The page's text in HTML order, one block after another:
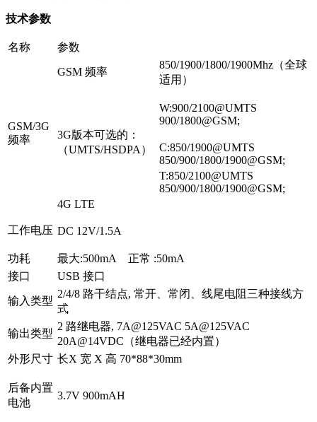
技术参数
名称 参数
GSM/3G
频率
GSM 频率
850/1900/1800/1900Mhz（全球
适用）
3G版本可选的：
（UMTS/HSDPA）
W:900/2100@UMTS
900/1800@GSM;
C:850/1900@UMTS
850/900/1800/1900@GSM;
T:850/2100@UMTS
850/900/1800/1900@GSM;
4G LTE
工作电压 DC 12V/1.5A
功耗
最大:500mA 正常 :50mA
接口
USB 接口
输入类型
2/4/8 路干结点, 常开、常闭、线尾电阻三种接线方
式
输出类型
2 路继电器, 7A@125VAC 5A@125VAC
20A@14VDC（继电器已经内置）
外形尺寸 长X 宽 X 高 70*88*30mm
后备内置
电池
3.7V 900mAH